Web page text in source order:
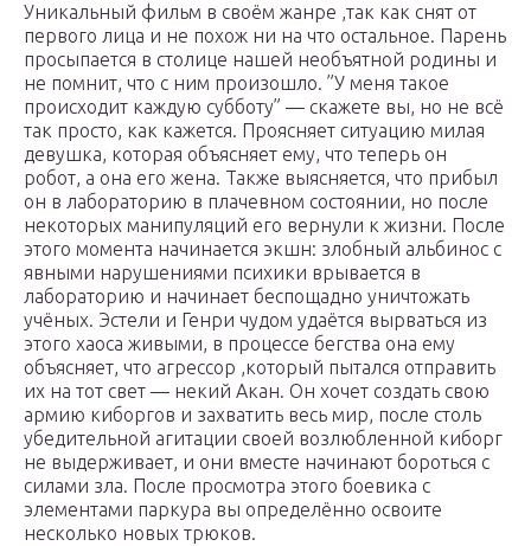
Уникальный фильм в своём жанре ,так как снят от
первого лица и не похож ни на что остальное. Парень
просыпается в столице нашей необъятной родины и
не помнит, что с ним произошло. ”У меня такое
происходит каждую субботу” — скажете вы, но не всё
так просто, как кажется. Проясняет ситуацию милая
девушка, которая объясняет ему, что теперь он
робот, а она его жена. Также выясняется, что прибыл
он в лабораторию в плачевном состоянии, но после
некоторых манипуляций его вернули к жизни. После
этого момента начинается экшн: злобный альбинос с
явными нарушениями психики врывается в
лабораторию и начинает беспощадно уничтожать
учёных. Эстели и Генри чудом удаётся вырваться из
этого хаоса живыми, в процессе бегства она ему
объясняет, что агрессор ,который пытался отправить
их на тот свет — некий Акан. Он хочет создать свою
армию киборгов и захватить весь мир, после столь
убедительной агитации своей возлюбленной киборг
не выдерживает, и они вместе начинают бороться с
силами зла. После просмотра этого боевика с
элементами паркура вы определённо освоите
несколько новых трюков.